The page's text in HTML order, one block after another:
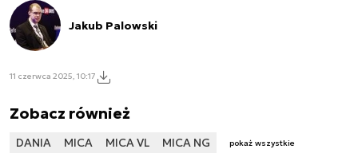
Jakub Palowski
11 czerwca 2025, 10:17
Zobacz również
DANIA MICA MICA VL MICA NG pokaż wszystkie